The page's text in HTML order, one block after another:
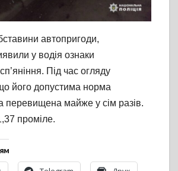
автопригоди,
у водія ознаки
Під час огляду
його допустима норма
перевищена майже у сім разів.
проміле.